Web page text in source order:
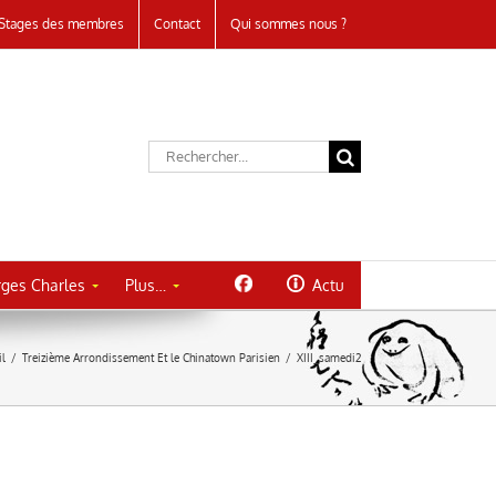
des membres Contact Qui sommes nous ?
Rechercher:
Charles Plus… Actu
/ Treizième Arrondissement Et le Chinatown Parisien / XIII_samedi2